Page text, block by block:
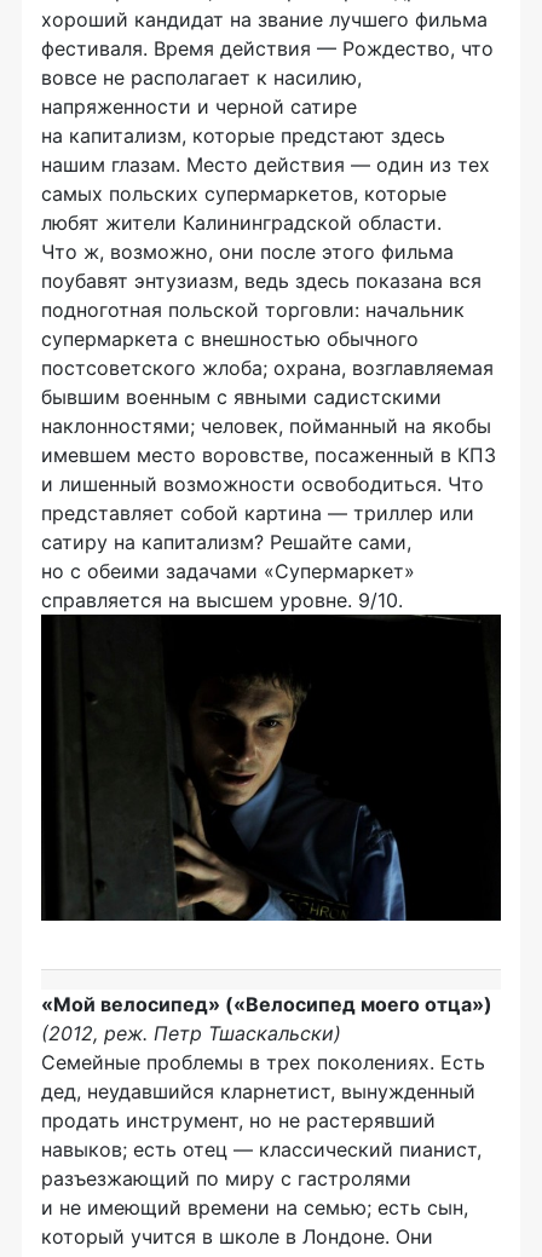
хороший кандидат на звание лучшего фильма
фестиваля. Время действия — Рождество, что
вовсе не располагает к насилию,
напряженности и черной сатире
на капитализм, которые предстают здесь
нашим глазам. Место действия — один из тех
самых польских супермаркетов, которые
любят жители Калининградской области.
Что ж, возможно, они после этого фильма
поубавят энтузиазм, ведь здесь показана вся
подноготная польской торговли: начальник
супермаркета с внешностью обычного
постсоветского жлоба; охрана, возглавляемая
бывшим военным с явными садистскими
наклонностями; человек, пойманный на якобы
имевшем место воровстве, посаженный в КПЗ
и лишенный возможности освободиться. Что
представляет собой картина — триллер или
сатиру на капитализм? Решайте сами,
но с обеими задачами «Супермаркет»
справляется на высшем уровне. 9/10.
«Мой велосипед» («Велосипед моего отца»)
(2012, реж. Петр Тшаскальски)
Семейные проблемы в трех поколениях. Есть
дед, неудавшийся кларнетист, вынужденный
продать инструмент, но не растерявший
навыков; есть отец — классический пианист,
разъезжающий по миру с гастролями
и не имеющий времени на семью; есть сын,
который учится в школе в Лондоне. Они